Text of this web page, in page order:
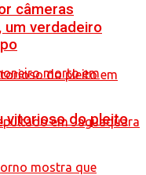
câmeras
um verdadeiro
vitorioso do pleito